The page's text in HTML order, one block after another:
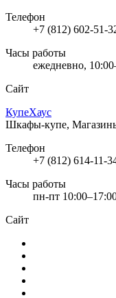
Телефон
+7 (812) 602-51-
Часы работы
ежедневно,
Сайт
КупеХаус
Шкафы-купе,
Телефон
+7 (812) 614-11-
Часы работы
пн-пт
Сайт